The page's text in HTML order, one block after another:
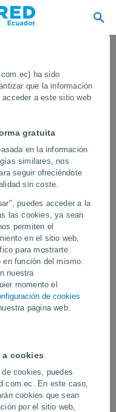
ha sido
que la información
a este sitio web
gratuita
en la información
similares, nos
seguir ofreciéndote
sin coste.
puedes acceder a la
las cookies, ya sean
permiten el
en el sitio web,
para mostrarte
función del mismo.
nuestra
momento el
de cookies
página web.
a cookies
cookies, puedes
En este caso,
cookies que sean
por el sitio web,
en río en
Italia
lluvias han provocado
en calles y
de sótanos y
urbana, y poniendo